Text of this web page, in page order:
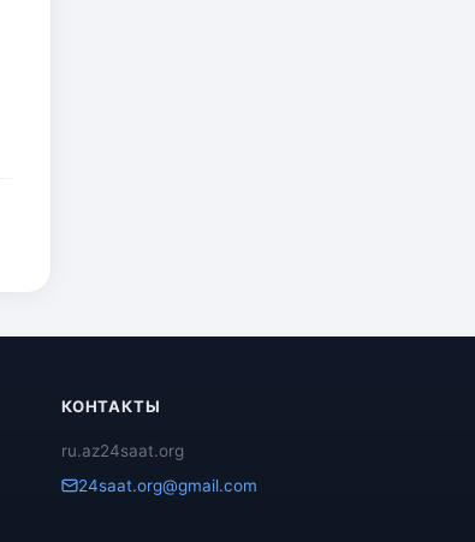
КОНТАКТЫ
ru.az24saat.org
24saat.org@gmail.com